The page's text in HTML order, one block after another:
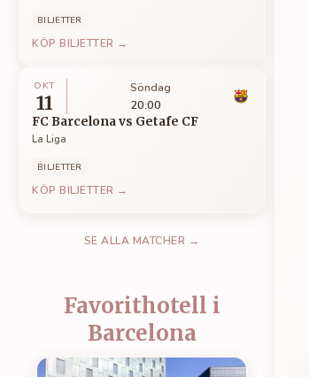
BILJETTER
KÖP BILJETTER →
OKT
11
Söndag
20:00
FC Barcelonavs Getafe CF
La Liga
BILJETTER
KÖP BILJETTER →
SE ALLA MATCHER →
Favorithotell i
Barcelona